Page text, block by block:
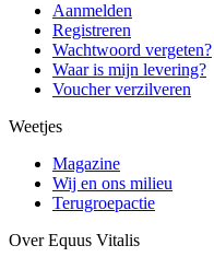
Aanmelden
Registreren
Wachtwoord vergeten?
Waar is mijn levering?
Voucher verzilveren
Weetjes
Magazine
Wij en ons milieu
Terugroepactie
Over Equus Vitalis